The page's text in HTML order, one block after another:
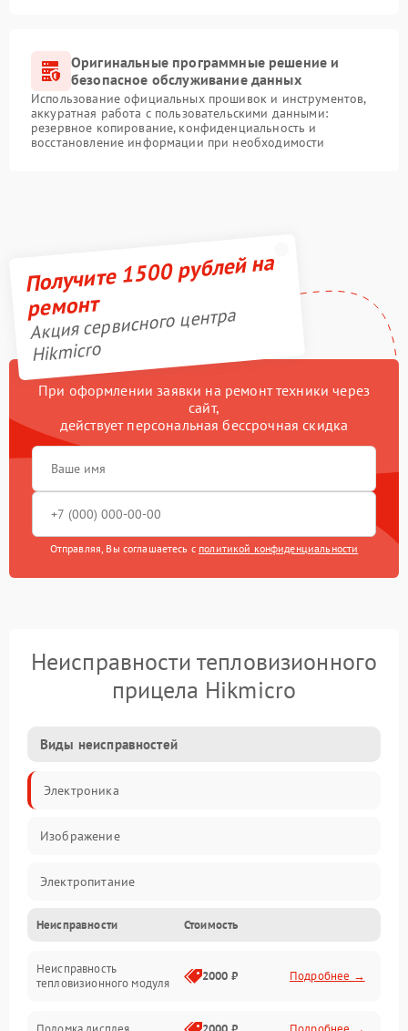
Оригинальные программные решение и
безопасное обслуживание данных
Использование официальных прошивок и инструментов,
аккуратная работа с пользовательскими данными:
резервное копирование, конфиденциальность и
восстановление информации при необходимости
Получите 1500 рублей на
ремонт
Акция сервисного центра
Hikmicro
При оформлении заявки на ремонт техники через
сайт,
действует персональная бессрочная скидка
Отправляя, Вы соглашаетесь с политикой конфиденциальности
Неисправности тепловизионного
прицела Hikmicro
Виды неисправностей
Электроника
Изображение
Электропитание
Измерения
Матрица
Неисправности Стоимость
Неисправность
тепловизионного модуля
2000 ₽ Подробнее →